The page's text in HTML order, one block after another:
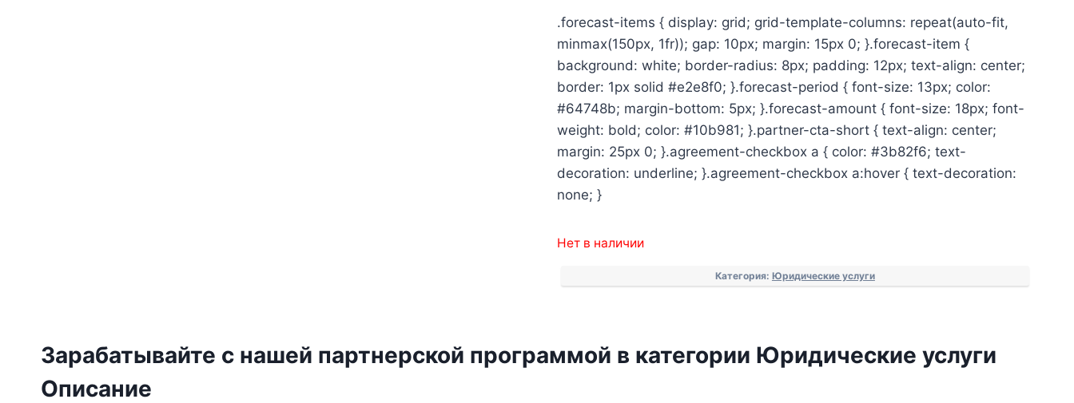
.forecast-items { display: grid; grid-template-columns: repeat(auto-fit,
minmax(150px, 1fr)); gap: 10px; margin: 15px 0; }.forecast-item {
background: white; border-radius: 8px; padding: 12px; text-align: center;
border: 1px solid #e2e8f0; }.forecast-period { font-size: 13px; color:
#64748b; margin-bottom: 5px; }.forecast-amount { font-size: 18px; font-
weight: bold; color: #10b981; }.partner-cta-short { text-align: center;
margin: 25px 0; }.agreement-checkbox a { color: #3b82f6; text-
decoration: underline; }.agreement-checkbox a:hover { text-decoration:
none; }
Нет в наличии
Категория: Юридические услуги
Зарабатывайте с нашей партнерской программой в категории Юридические услуги
Описание